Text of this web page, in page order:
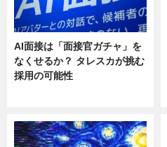
AI面接は「面接官ガチャ」を
なくせるか？ タレスカが挑む
採用の可能性